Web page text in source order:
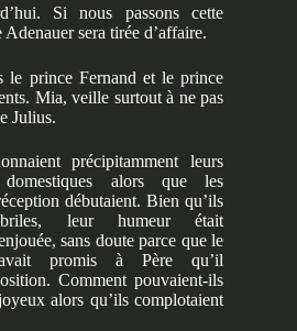
Si nous passons cette
sera tirée d’affaire.
le prince Fernand et le prince
Mia, veille surtout à ne pas
Julius.
précipitamment leurs
alors que les
débutaient. Bien qu’ils
leur humeur était
sans doute parce que le
promis à Père qu’il
Comment pouvaient-ils
alors qu’ils complotaient